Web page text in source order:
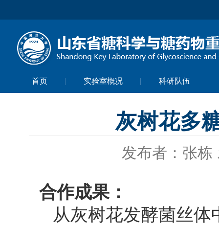
首页 实验室概况 科研队伍
灰树花多
发布者：张栋
合作成果：
从灰树花发酵菌丝